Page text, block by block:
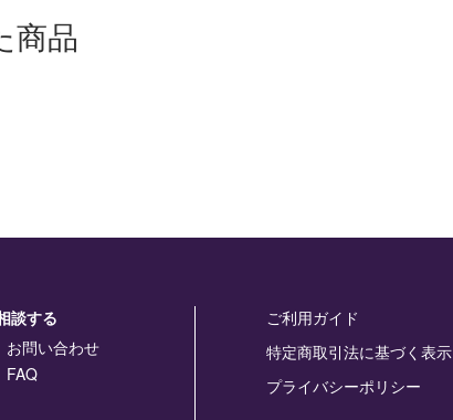
商品
談する
お問い合わせ
FAQ
ご利用ガイド
特定商取引法に基づく表示
プライバシーポリシー